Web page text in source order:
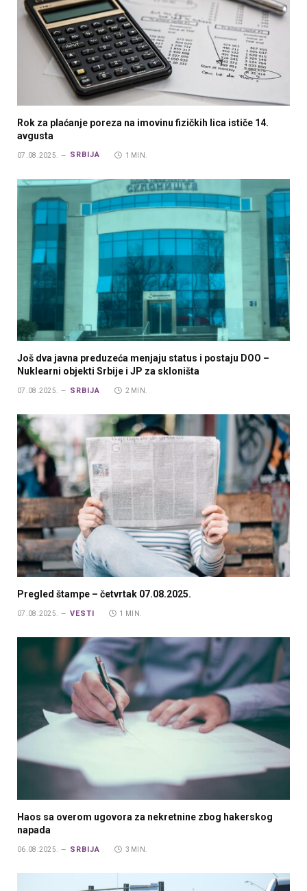
Rok za plaćanje poreza na imovinu fizičkih lica ističe 14.
avgusta
07.08.2025. SRBIJA 1 MIN.
Još dva javna preduzeća menjaju status i postaju DOO –
Nuklearni objekti Srbije i JP za skloništa
07.08.2025. SRBIJA 2 MIN.
Pregled štampe – četvrtak 07.08.2025.
07.08.2025. VESTI 1 MIN.
Haos sa overom ugovora za nekretnine zbog hakerskog
napada
06.08.2025. SRBIJA 3 MIN.